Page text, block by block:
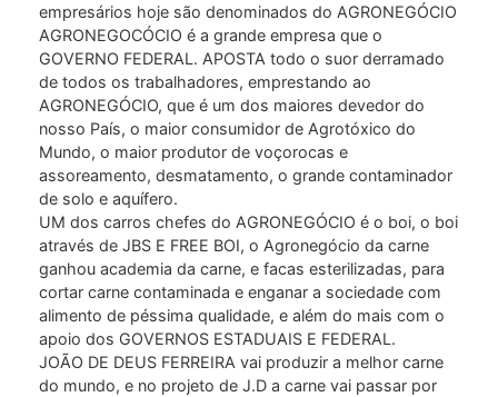
empresários hoje são denominados do AGRONEGÓCIO
AGRONEGOCÓCIO é a grande empresa que o
GOVERNO FEDERAL. APOSTA todo o suor derramado
de todos os trabalhadores, emprestando ao
AGRONEGÓCIO, que é um dos maiores devedor do
nosso País, o maior consumidor de Agrotóxico do
Mundo, o maior produtor de voçorocas e
assoreamento, desmatamento, o grande contaminador
de solo e aquífero.
UM dos carros chefes do AGRONEGÓCIO é o boi, o boi
através de JBS E FREE BOI, o Agronegócio da carne
ganhou academia da carne, e facas esterilizadas, para
cortar carne contaminada e enganar a sociedade com
alimento de péssima qualidade, e além do mais com o
apoio dos GOVERNOS ESTADUAIS E FEDERAL.
JOÃO DE DEUS FERREIRA vai produzir a melhor carne
do mundo, e no projeto de J.D a carne vai passar por